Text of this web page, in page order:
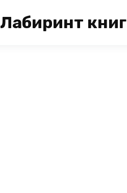
Лабиринт книг